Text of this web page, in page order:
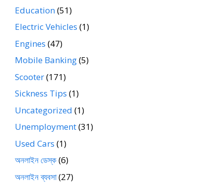
Education(51)
Electric Vehicles (1)
Engines (47)
Mobile Banking(5)
Scooter(171)
Sickness Tips (1)
Uncategorized (1)
Unemployment(31)
Used Cars (1)
অনলাইন ডেস্ক(6)
অনলাইন ব্যবসা(27)